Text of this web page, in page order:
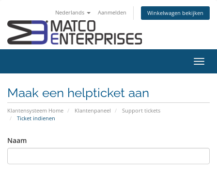
Nederlands Aanmelden Winkelwagen bekijken
in-/
Maak een helpticket aan
Klantensysteem Home Klantenpaneel
Support tickets
Ticket indienen
Naam